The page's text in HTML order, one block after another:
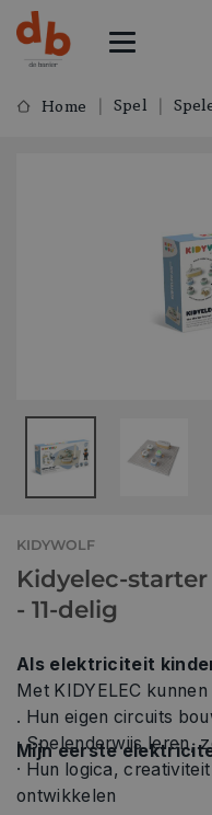
Home Spel
KIDYWOLF
Kidyelec-
- 11-delig
Als elektriciteit
Met KIDYELEC
. Hun eigen circuits
· Spelenderwijs leren,
· Hun logica,
ontwikkelen
Mijn eerste